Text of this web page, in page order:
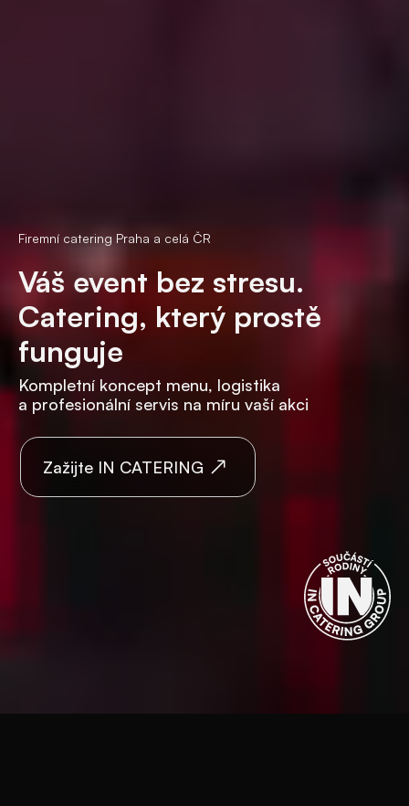
Firemní catering Praha a celá ČR
Váš event bez stresu.
Catering, který prostě
funguje
Kompletní koncept menu, logistika
a profesionální servis na míru vaší akci
Zažijte IN CATERING